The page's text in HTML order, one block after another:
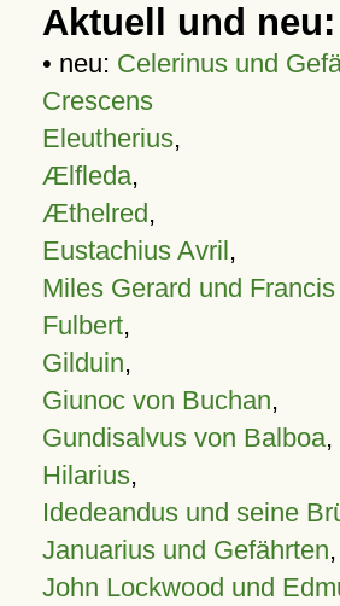
Aktuell und neu:
• neu: Celerinus und
Crescens
Eleutherius,
Ælfleda,
Æthelred,
Eustachius Avril,
Miles Gerard und
Fulbert,
Gilduin,
Giunoc von Buchan,
Gundisalvus von Balboa,
Hilarius,
Idedeandus und seine
Januarius und Gefährten,
John Lockwood und